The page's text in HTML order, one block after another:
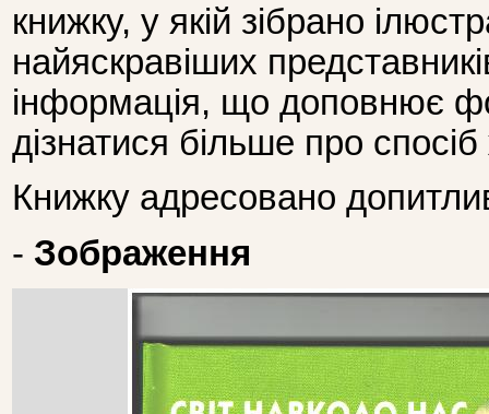
книжку, у якій зібрано
найяскравіших
інформація, що доповнює
дізнатися більше про
Книжку адресовано
- Зображення